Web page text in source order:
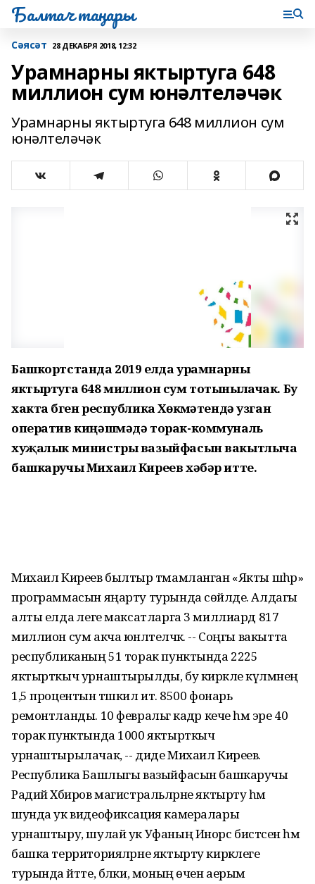
Балтач таңнары
Сәясәт 28 ДЕКАБРЯ 2018, 12:32
Урамнарны яктыртуга 648
миллион сум юнәлтеләчәк
Урамнарны яктыртуга 648 миллион сум
юнәлтеләчәк
Башкортстанда 2019 елда урамнарны
яктыртуга 648 миллион сум тотынылачак. Бу
хакта бүген республика Хөкүмәтендә узган
оператив киңәшмәдә торак-коммуналь
хуҗалык министры вазыйфасын вакытлыча
башкаручы Михаил Киреев хәбәр итте.
Михаил Киреев былтыр тәмамланган «Якты шәһәр»
программасын яңарту турында сөйләде. Алдагы
алты елда әлеге максатларга 3 миллиард 817
миллион сум акча юнәлтеләчәк. -- Соңгы вакытта
республиканың 51 торак пунктында 2225
яктырткыч урнаштырылды, бу кирәкле күләмнең
1,5 процентын тәшкил итә. 8500 фонарь
ремонтланды. 10 февральгә кадәр кече һәм эре 40
торак пунктында 1000 яктырткыч
урнаштырылачак, -- диде Михаил Киреев.
Республика Башлыгы вазыйфасын башкаручы
Радий Хәбиров магистральләрне яктырту һәм
шунда ук видеофиксация камералары
урнаштыру, шулай ук Уфаның Инорс бистәсен һәм
башка территорияләрне яктырту кирәклеге
турында әйтте, бәлки, моның өчен аерым